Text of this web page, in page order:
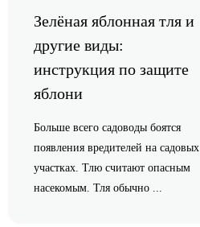
Зелёная яблонная тля и
другие виды:
инструкция по защите
яблони
Больше всего садоводы боятся
появления вредителей на садовых
участках. Тлю считают опасным
насекомым. Тля обычно ...